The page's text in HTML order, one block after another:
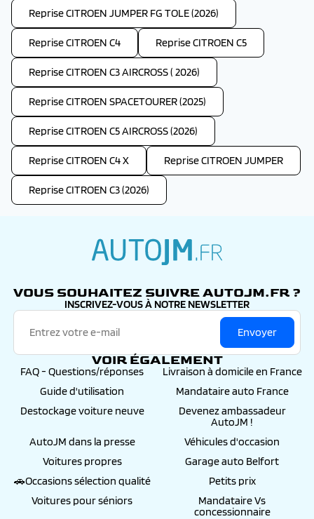
Reprise CITROEN JUMPER FG TOLE (2026)
Reprise CITROEN C4 Reprise CITROEN C5
Reprise CITROEN C3 AIRCROSS ( 2026)
Reprise CITROEN SPACETOURER (2025)
Reprise CITROEN C5 AIRCROSS (2026)
Reprise CITROEN C4 X Reprise CITROEN JUMPER
Reprise CITROEN C3 (2026)
VOUS SOUHAITEZ SUIVRE AUTOJM.FR ?
INSCRIVEZ-VOUS À NOTRE NEWSLETTER
Envoyer
VOIR ÉGALEMENT
FAQ - Questions/réponses
Livraison à domicile en France
Guide d'utilisation
Mandataire auto France
Destockage voiture neuve
Devenez ambassadeur
AutoJM !
AutoJM dans la presse
Véhicules d'occasion
Voitures propres
Garage auto Belfort
🚗Occasions sélection qualité
Petits prix
Voitures pour séniors
Mandataire Vs
concessionnaire